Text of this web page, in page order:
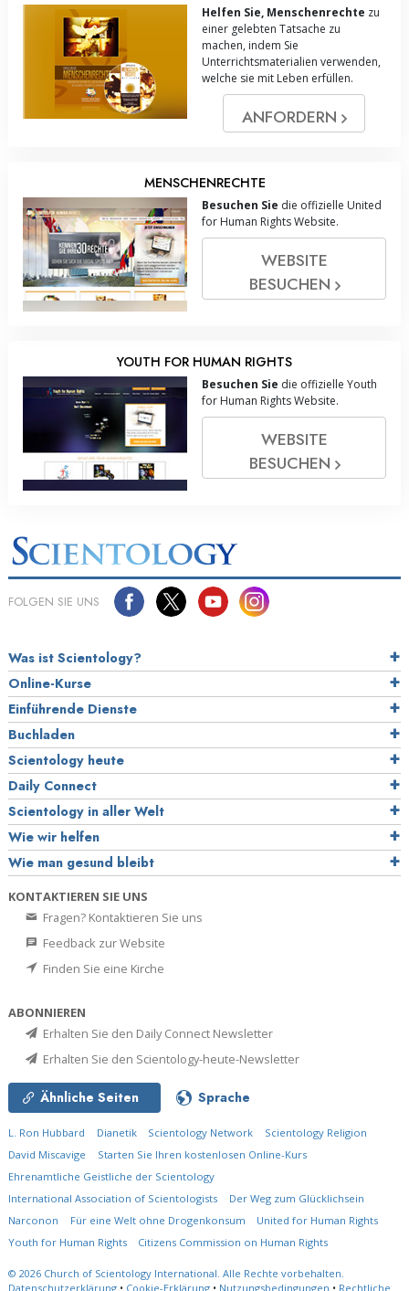
Helfen Sie, Menschenrechte zu
einer gelebten Tatsache zu
machen, indem Sie
Unterrichtsmaterialien verwenden,
welche sie mit Leben erfüllen.
ANFORDERN
MENSCHENRECHTE
Besuchen Sie die offizielle United
for Human Rights Website.
WEBSITE
BESUCHEN
YOUTH FOR HUMAN RIGHTS
Besuchen Sie die offizielle Youth
for Human Rights Website.
WEBSITE
BESUCHEN
FOLGEN SIE UNS
Was ist Scientology?
Online-Kurse
Einführende Dienste
Buchladen
Scientology heute
Daily Connect
Scientology in aller Welt
Wie wir helfen
Wie man gesund bleibt
KONTAKTIEREN SIE UNS
Fragen? Kontaktieren Sie uns
Feedback zur Website
Finden Sie eine Kirche
ABONNIEREN
Erhalten Sie den Daily Connect Newsletter
Erhalten Sie den Scientology-heute-Newsletter
Ähnliche Seiten Sprache
L. Ron Hubbard Dianetik Scientology Network
Scientology Religion
David Miscavige
Starten Sie Ihren kostenlosen Online-Kurs
Ehrenamtliche Geistliche der Scientology
International Association of Scientologists
Der Weg zum Glücklichsein
Narconon
Für eine Welt ohne Drogenkonsum
United for Human Rights
Youth for Human Rights
Citizens Commission on Human Rights
© 2026 Church of Scientology International. Alle Rechte vorbehalten.
Datenschutzerklärung • Cookie-Erklärung • Nutzungsbedingungen • Rechtliche